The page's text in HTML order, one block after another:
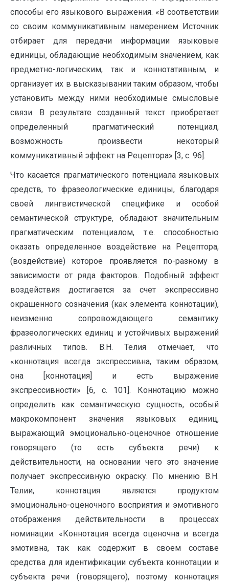
способы его языкового выражения. «В соответствии
со своим коммуникативным намерением Источник
отбирает для передачи информации языковые
единицы, обладающие необходимым значением, как
предметно-логическим, так и коннотативным, и
организует их в высказывании таким образом, чтобы
установить между ними необходимые смысловые
связи. В результате созданный текст приобретает
определенный прагматический потенциал,
возможность произвести некоторый
коммуникативный эффект на Рецептора» [3, c. 96].
Что касается прагматического потенциала языковых
средств, то фразеологические единицы, благодаря
своей лингвистической специфике и особой
семантической структуре, обладают значительным
прагматическим потенциалом, т.е. способностью
оказать определенное воздействие на Рецептора,
(воздействие) которое проявляется по-разному в
зависимости от ряда факторов. Подобный эффект
воздействия достигается за счет экспрессивно
окрашенного созначения (как элемента коннотации),
неизменно сопровождающего семантику
фразеологических единиц и устойчивых выражений
различных типов. В.Н. Телия отмечает, что
«коннотация всегда экспрессивна, таким образом,
она [коннотация] и есть выражение
экспрессивности» [6, c. 101]. Коннотацию можно
определить как семантическую сущность, особый
макрокомпонент значения языковых единиц,
выражающий эмоционально-оценочное отношение
говорящего (то есть субъекта речи) к
действительности, на основании чего это значение
получает экспрессивную окраску. По мнению В.Н.
Телии, коннотация является продуктом
эмоционально-оценочного восприятия и эмотивного
отображения действительности в процессах
номинации. «Коннотация всегда оценочна и всегда
эмотивна, так как содержит в своем составе
средства для идентификации субъекта коннотации и
субъекта речи (говорящего), поэтому коннотация